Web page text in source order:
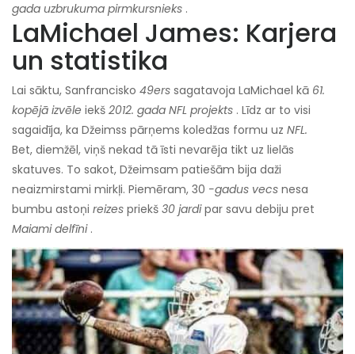
gada uzbrukuma pirmkursnieks .
LaMichael James: Karjera
un statistika
Lai sāktu, Sanfrancisko 49ers sagatavoja LaMichael kā 61.
kopējā izvēle iekš 2012. gada NFL projekts . Līdz ar to visi
sagaidīja, ka Džeimss pārņems koledžas formu uz NFL.
Bet, diemžēl, viņš nekad tā īsti nevarēja tikt uz lielās
skatuves. To sakot, Džeimsam patiešām bija daži
neaizmirstami mirkļi. Piemēram, 30 -gadus vecs nesa
bumbu astoņi reizes priekš 30 jardipar savu debiju pret
Maiami delfīni.